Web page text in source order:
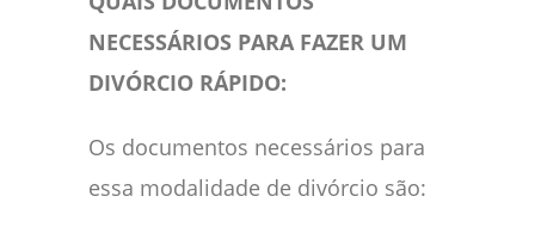
NECESSÁRIOS PARA FAZER UM
DIVÓRCIO RÁPIDO:
Os documentos necessários para
essa modalidade de divórcio são: